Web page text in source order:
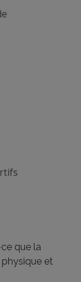
que la
physique et